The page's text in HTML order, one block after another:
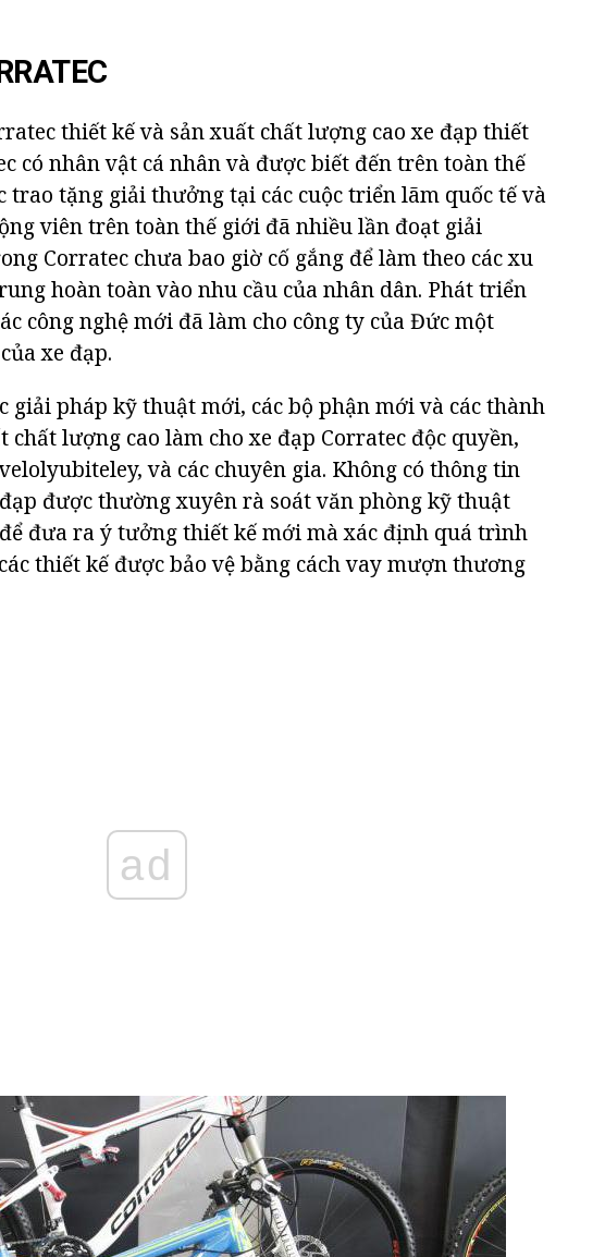
thiết kế và sản xuất chất lượng cao xe đạp thiết
có nhân vật cá nhân và được biết đến trên toàn thế
trao tặng giải thưởng tại các cuộc triển lãm quốc tế và
viên trên toàn thế giới đã nhiều lần đoạt giải
Corratec chưa bao giờ cố gắng để làm theo các xu
hoàn toàn vào nhu cầu của nhân dân. Phát triển
công nghệ mới đã làm cho công ty của Đức một
xe đạp.
giải pháp kỹ thuật mới, các bộ phận mới và các thành
lượng cao làm cho xe đạp Corratec độc quyền,
và các chuyên gia. Không có thông tin
được thường xuyên rà soát văn phòng kỹ thuật
đưa ra ý tưởng thiết kế mới mà xác định quá trình
thiết kế được bảo vệ bằng cách vay mượn thương
ad